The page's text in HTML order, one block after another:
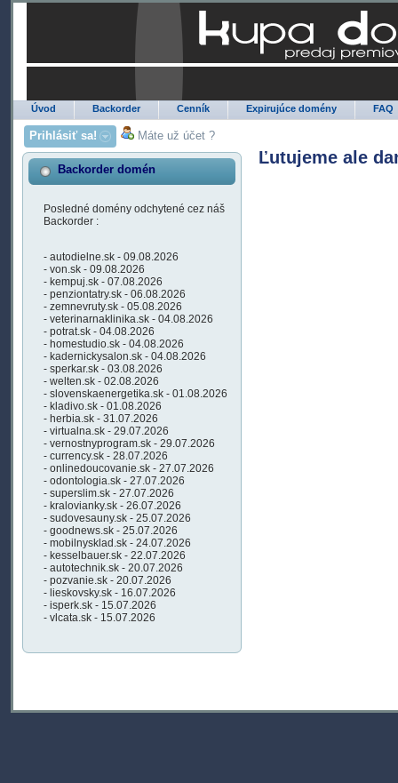
Úvod Backorder Cenník Expirujúce domény FAQ
Prihlásiť sa! Máte už účet ?
Backorder domén
Posledné domény odchytené cez náš
Backorder :
- autodielne.sk - 09.08.2026
- von.sk - 09.08.2026
- kempuj.sk - 07.08.2026
- penziontatry.sk - 06.08.2026
- zemnevruty.sk - 05.08.2026
- veterinarnaklinika.sk - 04.08.2026
- potrat.sk - 04.08.2026
- homestudio.sk - 04.08.2026
- kadernickysalon.sk - 04.08.2026
- sperkar.sk - 03.08.2026
- welten.sk - 02.08.2026
- slovenskaenergetika.sk - 01.08.2026
- kladivo.sk - 01.08.2026
- herbia.sk - 31.07.2026
- virtualna.sk - 29.07.2026
- vernostnyprogram.sk - 29.07.2026
- currency.sk - 28.07.2026
- onlinedoucovanie.sk - 27.07.2026
- odontologia.sk - 27.07.2026
- superslim.sk - 27.07.2026
- kralovianky.sk - 26.07.2026
- sudovesauny.sk - 25.07.2026
- goodnews.sk - 25.07.2026
- mobilnysklad.sk - 24.07.2026
- kesselbauer.sk - 22.07.2026
- autotechnik.sk - 20.07.2026
- pozvanie.sk - 20.07.2026
- lieskovsky.sk - 16.07.2026
- isperk.sk - 15.07.2026
- vlcata.sk - 15.07.2026
Ľutujeme ale